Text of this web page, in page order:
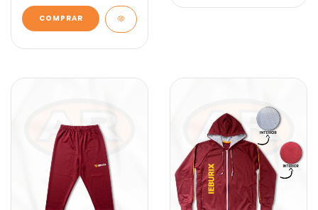
COMPRAR